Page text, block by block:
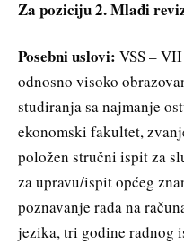
Za poziciju 2. Mlađi
Posebni uslovi: VSS –
odnosno visoko
studiranja sa najmanje
ekonomski fakultet,
položen stručni ispit za
za upravu/ispit općeg
poznavanje rada na
jezika, tri godine radnog